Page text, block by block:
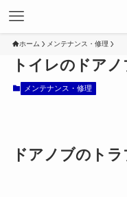
ホーム メンテナンス・修理
トイレのドアノ
メンテナンス・修理
ドアノブのト